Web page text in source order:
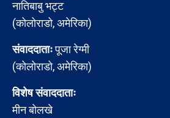
नातिबाबु भट्ट
(कोलोराडो, अमेरिका)
संवाददाताःपूजा रेग्मी
(कोलोराडो, अमेरिका)
विशेष संवाददाताः
मीन बोलखे